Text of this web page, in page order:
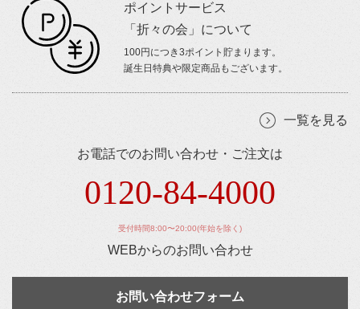
ポイントサービス
「折々の会」について
100円につき3ポイント貯まります。
誕生日特典や限定商品もございます。
一覧を見る
お電話でのお問い合わせ・ご注文は
0120-84-4000
受付時間8:00〜20:00(年始を除く)
WEBからのお問い合わせ
お問い合わせフォーム